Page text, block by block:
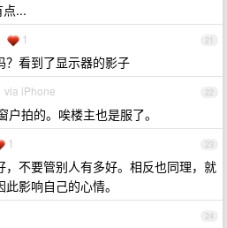
...
21
1
？看到了显示器的影子
22
via iPhone
户拍的。唉楼主也是服了。
23
1
，不要管别人有多好。相反也同理，就
影响自己的心情。
24